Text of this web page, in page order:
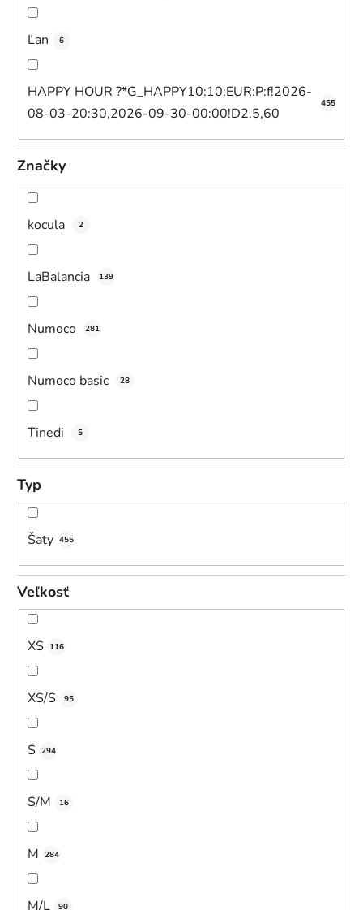
Ľan 6
HAPPY HOUR ?*G_HAPPY10:10:EUR:P:f!2026-
08-03-20:30,2026-09-30-00:00!D2.5,60
455
Značky
kocula 2
LaBalancia 139
Numoco 281
Numoco basic 28
Tinedi 5
Typ
Šaty 455
Veľkosť
XS 116
XS/S 95
S 294
S/M 16
M 284
M/L 90